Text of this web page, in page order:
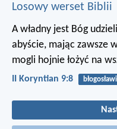
Losowy werset Biblii
A władny jest Bóg
abyście, mając zawsze
mogli hojnie łożyć na
II Koryntian 9:8